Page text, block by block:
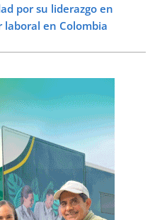
por su liderazgo en
en Colombia